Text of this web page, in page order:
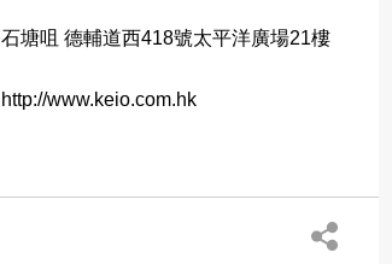
石塘咀 德輔道西418號太平洋廣場21樓
http://www.keio.com.hk